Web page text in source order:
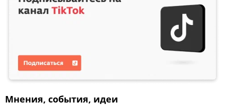
Мнения, события, идеи